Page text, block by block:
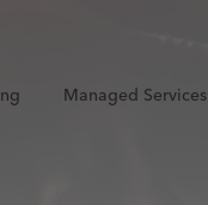
Managed Services